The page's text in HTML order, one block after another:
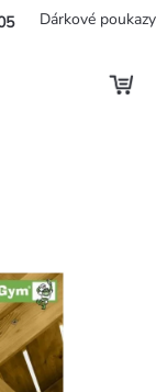
Dárkové poukazy